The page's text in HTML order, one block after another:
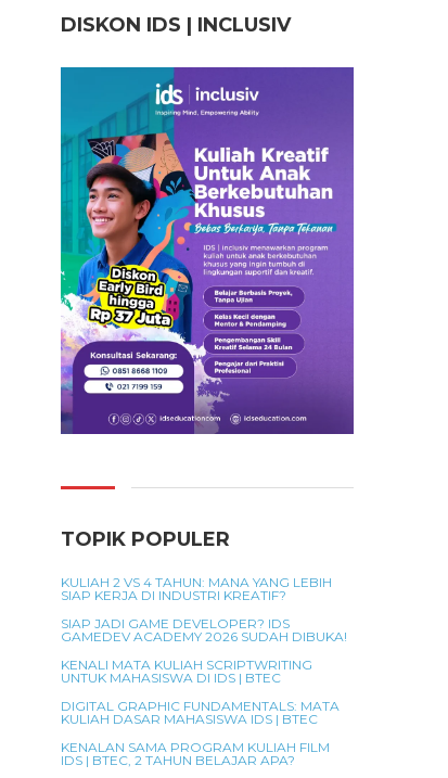
DISKON IDS | INCLUSIV
TOPIK POPULER
KULIAH 2 VS 4 TAHUN: MANA YANG LEBIH
SIAP KERJA DI INDUSTRI KREATIF?
SIAP JADI GAME DEVELOPER? IDS
GAMEDEV ACADEMY 2026 SUDAH DIBUKA!
KENALI MATA KULIAH SCRIPTWRITING
UNTUK MAHASISWA DI IDS | BTEC
DIGITAL GRAPHIC FUNDAMENTALS: MATA
KULIAH DASAR MAHASISWA IDS | BTEC
KENALAN SAMA PROGRAM KULIAH FILM
IDS | BTEC, 2 TAHUN BELAJAR APA?